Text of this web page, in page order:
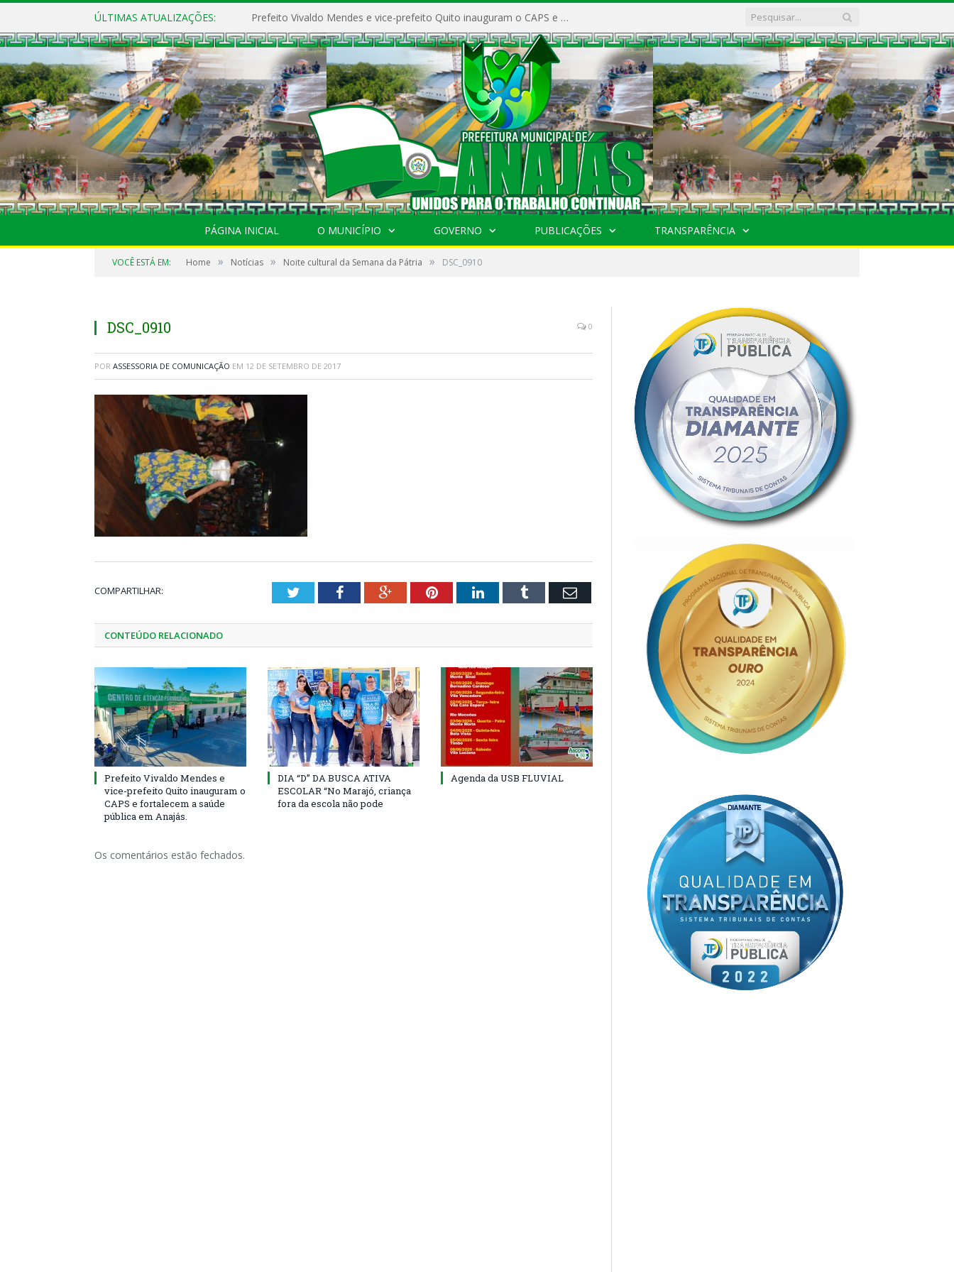
ÚLTIMAS ATUALIZAÇÕES: Prefeito Vivaldo Mendes e vice-prefeito Quito inauguram o CAPS e fortalecem a saúde pública em Anajás.
PÁGINA INICIAL O MUNICÍPIO GOVERNO PUBLICAÇÕES TRANSPARÊNCIA
VOCÊ ESTÁ EM: Home » Notícias » Noite cultural da Semana da Pátria » DSC_0910
DSC_0910 0
POR ASSESSORIA DE COMUNICAÇÃO EM 12 DE SETEMBRO DE 2017
COMPARTILHAR: TwitterFacebookGoogle+PinterestLinkedInTumblr Email
CONTEÚDO RELACIONADO
Prefeito Vivaldo Mendes e
vice-prefeito Quito inauguram o
CAPS e fortalecem a saúde
pública em Anajás.
DIA “D” DA BUSCA ATIVA
ESCOLAR “No Marajó, criança
fora da escola não pode
Agenda da USB FLUVIAL
Os comentários estão fechados.